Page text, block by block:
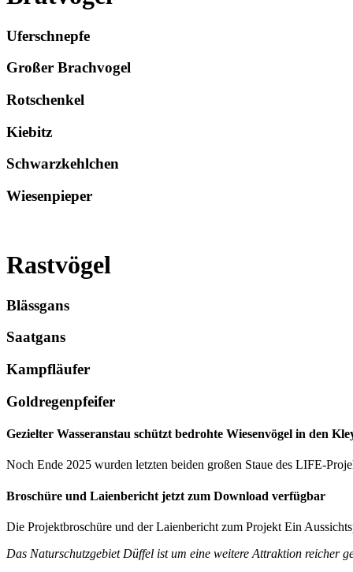
Uferschnepfe
Großer Brachvogel
Rotschenkel
Kiebitz
Schwarzkehlchen
Wiesenpieper
Rastvögel
Blässgans
Saatgans
Kampfläufer
Goldregenpfeifer
Gezielter Wasseranstau schützt bedrohte Wiesenvögel in den
Noch Ende 2025 wurden letzten beiden großen Staue des LIFE-
Broschüre und Laienbericht jetzt zum Download verfügbar
Die Projektbroschüre und der Laienbericht zum Projekt Ein
Das Naturschutzgebiet Düffel ist um eine weitere Attraktion reicher